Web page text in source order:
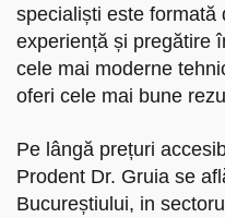
specialiști este formată
experiență și pregătire
cele mai moderne
oferi cele mai bune
Pe lângă prețuri
Prodent Dr. Gruia se
Bucureștiului, in